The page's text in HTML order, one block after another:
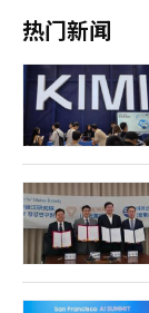
感受到的疲惫感
预期。”※ 本报道
的关键。最高端
龙8 Elite 5代芯片
60W，无线25W
提升低光拍摄性
示”功能，能在倾
性。这是三星在
户体验差异化的
说是巩固“移动
PhoneArena预测
一样引领市场潮
术获得市场认可
※ 本报道经人工
热门新闻